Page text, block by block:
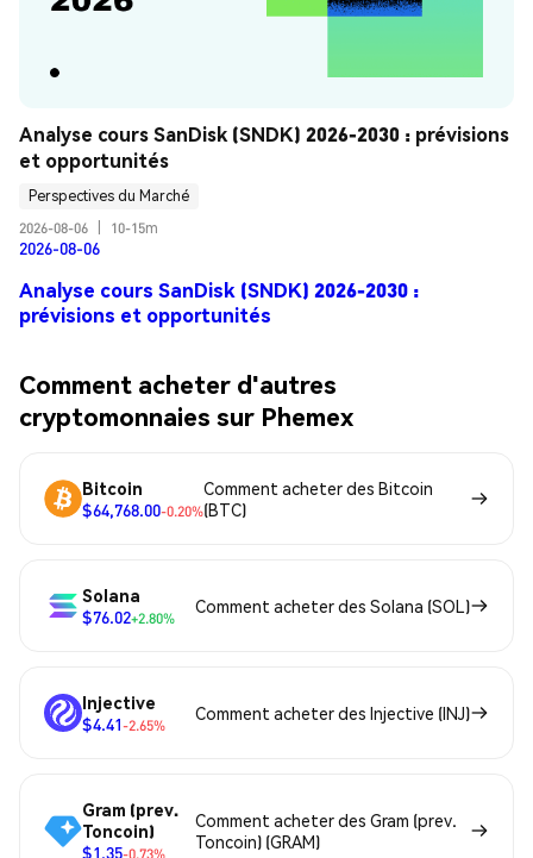
Analyse cours SanDisk (SNDK) 2026-2030 : prévisions
et opportunités
Perspectives du Marché
2026-08-06
10-15m
2026-08-06
Analyse cours SanDisk (SNDK) 2026-2030 :
prévisions et opportunités
Comment acheter d'autres
cryptomonnaies sur Phemex
Bitcoin
$64,768.00-0.20%
Comment acheter des Bitcoin
(BTC)
Solana
$76.02+2.80%
Comment acheter des Solana (SOL)
Injective
$4.41-2.65%
Comment acheter des Injective (INJ)
Gram (prev.
Toncoin)
$1.35-0.73%
Comment acheter des Gram (prev.
Toncoin) (GRAM)